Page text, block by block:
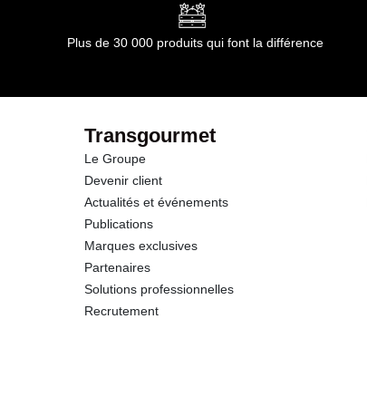
Protéines
Sel
Plus de 30 000 produits qui font la différence
Transgourmet
Le Groupe
Devenir client
Actualités et événements
Publications
Marques exclusives
Partenaires
Solutions professionnelles
Recrutement